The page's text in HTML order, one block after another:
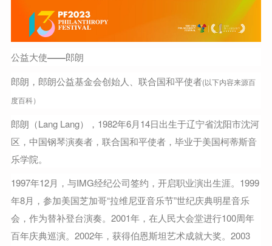
公益大使——郎朗
郎朗，郎朗公益基金会创始人、联合国和平使者(以下内容来源百
度百科）
郎朗（Lang Lang），1982年6月14日出生于辽宁省沈阳市沈河
区，中国钢琴演奏者，联合国和平使者，毕业于美国柯蒂斯音
乐学院。
1997年12月，与IMG经纪公司签约，开启职业演出生涯。1999
年8月，参加美国芝加哥“拉维尼亚音乐节”世纪庆典明星音乐
会，作为替补登台演奏。2001年，在人民大会堂进行100周年
百年庆典巡演。2002年，获得伯恩斯坦艺术成就大奖。2003